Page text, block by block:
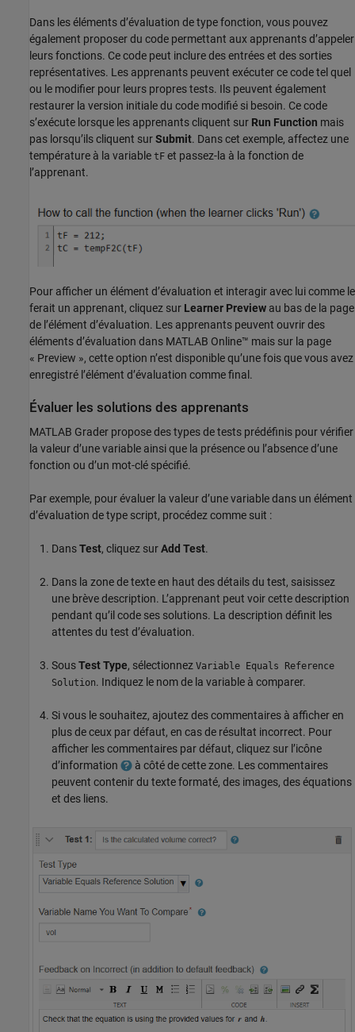
Dans les éléments d’évaluation de type fonction, vous pouvez
également proposer du code permettant aux apprenants d’appeler
leurs fonctions. Ce code peut inclure des entrées et des sorties
représentatives. Les apprenants peuvent exécuter ce code tel quel
ou le modifier pour leurs propres tests. Ils peuvent également
restaurer la version initiale du code modifié si besoin. Ce code
s’exécute lorsque les apprenants cliquent sur Run Function mais
pas lorsqu’ils cliquent surSubmit. Dans cet exemple, affectez une
température à la variable tF et passez-la à la fonction de
l’apprenant.
Pour afficher un élément d’évaluation et interagir avec lui comme le
ferait un apprenant, cliquez sur Learner Preview au bas de la page
de l’élément d’évaluation. Les apprenants peuvent ouvrir des
éléments d’évaluation dans MATLAB Online™ mais sur la page
« Preview », cette option n’est disponible qu’une fois que vous avez
enregistré l’élément d’évaluation comme final.
Évaluer les solutions des apprenants
MATLAB Grader propose des types de tests prédéfinis pour vérifier
la valeur d’une variable ainsi que la présence ou l’absence d’une
fonction ou d’un mot-clé spécifié.
Par exemple, pour évaluer la valeur d’une variable dans un élément
d’évaluation de type script, procédez comme suit :
DansTest, cliquez surAdd Test.
Dans la zone de texte en haut des détails du test, saisissez
une brève description. L’apprenant peut voir cette description
pendant qu’il code ses solutions. La description définit les
attentes du test d’évaluation.
SousTest Type, sélectionnez Variable Equals Reference
Solution. Indiquez le nom de la variable à comparer.
Si vous le souhaitez, ajoutez des commentaires à afficher en
plus de ceux par défaut, en cas de résultat incorrect. Pour
afficher les commentaires par défaut, cliquez sur l’icône
d’information
à côté de cette zone. Les commentaires
peuvent contenir du texte formaté, des images, des équations
et des liens.